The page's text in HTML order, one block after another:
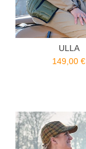
ULLA
149,00 €